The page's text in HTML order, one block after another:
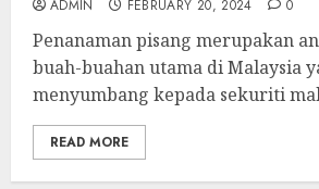
ADMIN FEBRUARY 20, 2024 0
Penanaman pisang merupakan
buah-buahan utama di Malaysia
menyumbang kepada sekuriti
READ MORE